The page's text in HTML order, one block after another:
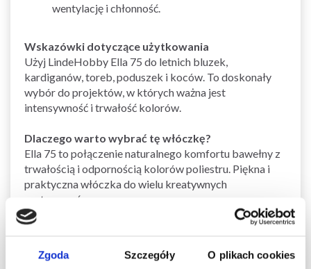
Zgoda Szczegóły O plikach cookies
wentylację i chłonność.
Wskazówki dotyczące użytkowania
Użyj LindeHobby Ella 75 do letnich bluzek,
kardiganów, toreb, poduszek i koców. To doskonały
wybór do projektów, w których ważna jest
intensywność i trwałość kolorów.
Dlaczego warto wybrać tę włóczkę?
Ella 75 to połączenie naturalnego komfortu bawełny z
trwałością i odpornością kolorów poliestru. Piękna i
praktyczna włóczka do wielu kreatywnych
zastosowań.
Zobacz podobne produkty
Zobacz wszystkie włóczki z mieszanką bawełny